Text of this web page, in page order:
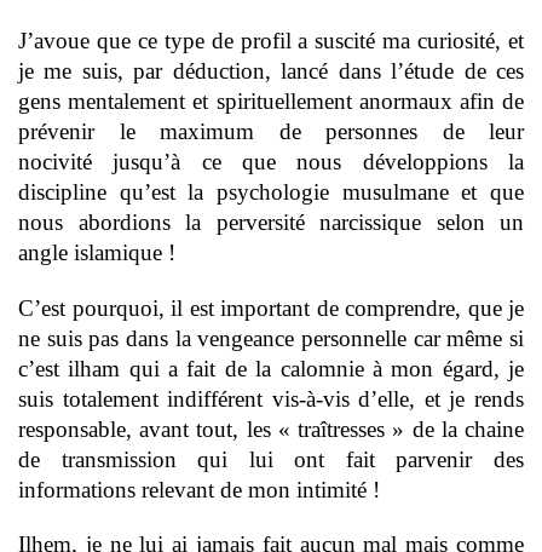
J’avoue que ce type de profil a suscité ma curiosité, et
je me suis, par déduction, lancé dans l’étude de ces
gens mentalement et spirituellement anormaux afin de
prévenir le maximum de personnes de leur
nocivité jusqu’à ce que nous développions la
discipline qu’est la psychologie musulmane et que
nous abordions la perversité narcissique selon un
angle islamique !
C’est pourquoi, il est important de comprendre, que je
ne suis pas dans la vengeance personnelle car même si
c’est ilham qui a fait de la calomnie à mon égard, je
suis totalement indifférent vis-à-vis d’elle, et je rends
responsable, avant tout, les « traîtresses » de la chaine
de transmission qui lui ont fait parvenir des
informations relevant de mon intimité !
Ilhem, je ne lui ai jamais fait aucun mal mais comme